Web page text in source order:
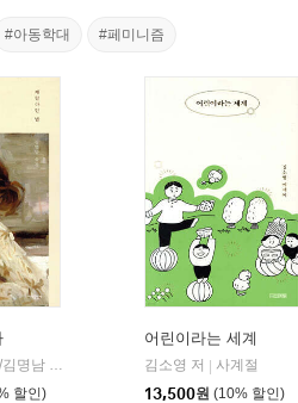
#아동학대 #페미니즘
캐럴라인 냅 저/김명남 역
할인)
어린이라는 세계
김소영 저
사계절
13,500원 (10% 할인)